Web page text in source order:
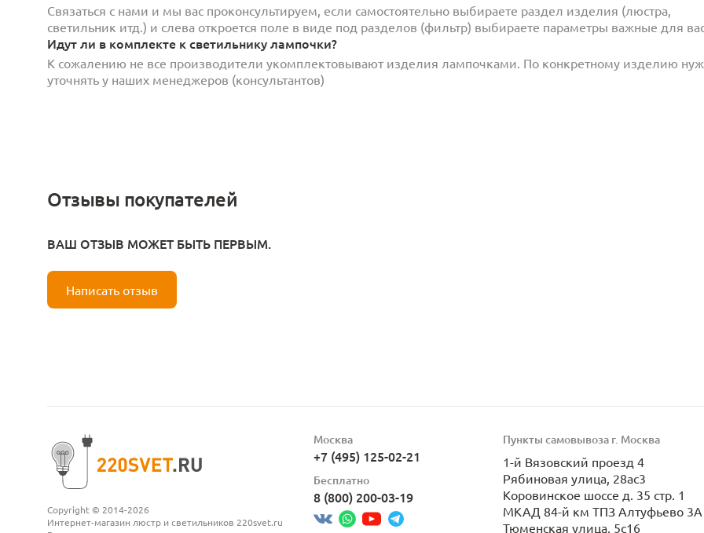
Связаться с нами и мы вас проконсультируем, если самостоятельно выбираете раздел изделия (люстра,
светильник итд.) и слева откроется поле в виде под разделов (фильтр) выбираете параметры важные для
Идут ли в комплекте к светильнику лампочки?
К сожалению не все производители укомплектовывают изделия лампочками. По конкретному изделию
уточнять у наших менеджеров (консультантов)
Отзывы покупателей
ВАШ ОТЗЫВ МОЖЕТ БЫТЬ ПЕРВЫМ.
Написать отзыв
Copyright © 2014-2026
Интернет-магазин люстр и светильников 220svet.ru
Москва
+7 (495) 125-02-21
Бесплатно
8 (800) 200-03-19
Пункты самовывоза г. Москва
1-й Вязовский проезд 4
Рябиновая улица, 28ас3
Коровинское шоссе д. 35 стр. 1
МКАД 84-й км ТПЗ Алтуфьево 3А
Тюменская улица, 5с16